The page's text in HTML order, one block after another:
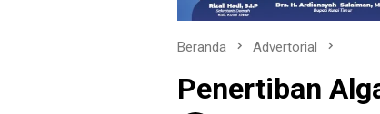
Beranda Advertorial
Penertiban